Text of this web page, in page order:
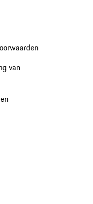
van